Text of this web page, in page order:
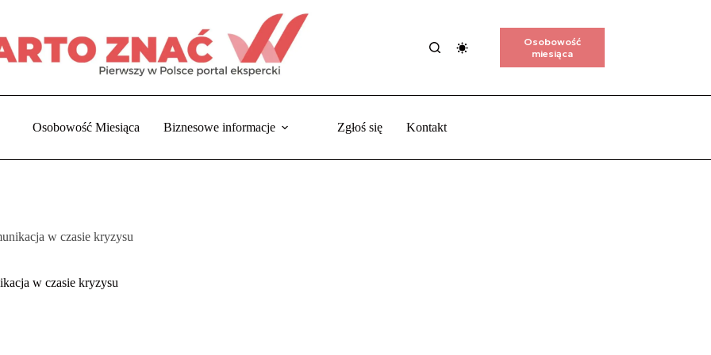
Osobowość
miesiąca
Osobowość Miesiąca Biznesowe informacje Zgłoś się Kontakt
w czasie kryzysu
w czasie kryzysu